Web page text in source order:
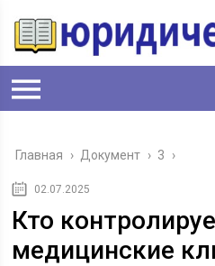
Главная › Документ › 3 ›
02.07.2025
Кто
медицинские